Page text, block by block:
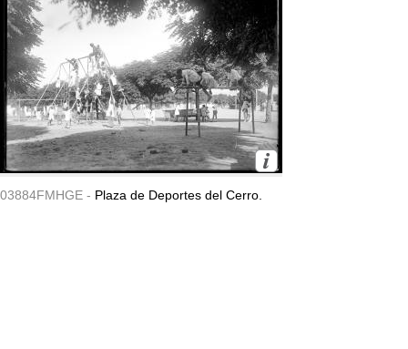
03884FMHGE - Plaza de Deportes del Cerro.